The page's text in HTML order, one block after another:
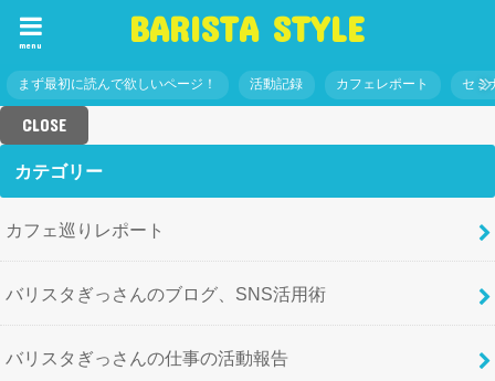
BARISTA STYLE
menu
まず最初に読んで欲しいページ！ 活動記録 カフェレポート セミ
CLOSE
カテゴリー
カフェ巡りレポート
バリスタぎっさんのブログ、SNS活用術
バリスタぎっさんの仕事の活動報告